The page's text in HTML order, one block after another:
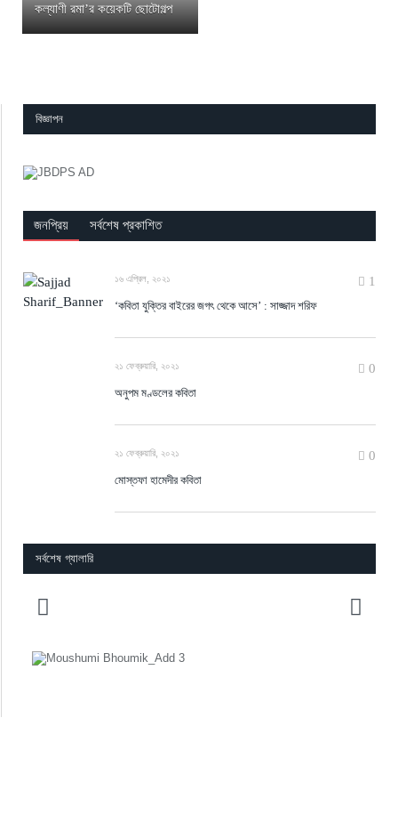
কল্যাণী রমা’র কয়েকটি ছোটোগল্প
বিজ্ঞাপন
জনপ্রিয় সর্বশেষ প্রকাশিত
১৬ এপ্রিল, ২০২১ 1
‘কবিতা যুক্তির বাইরের জগৎ থেকে আসে’ : সাজ্জাদ শরিফ
২১ ফেব্রুয়ারি, ২০২১ 0
অনুপম মণ্ডলের কবিতা
২১ ফেব্রুয়ারি, ২০২১ 0
মোস্তফা হামেদীর কবিতা
সর্বশেষ গ্যালারি